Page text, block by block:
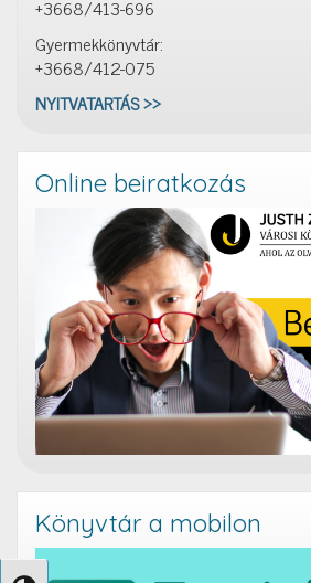
+3668/413-696
Gyermekkönyvtár:
+3668/412-075
NYITVATARTÁS >>
Online beiratkozás
Könyvtár a mobilon